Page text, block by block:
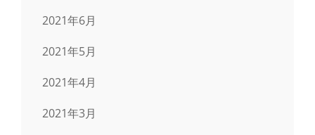
2021年6月
2021年5月
2021年4月
2021年3月